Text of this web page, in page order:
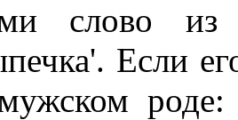
слово
Если
роде: